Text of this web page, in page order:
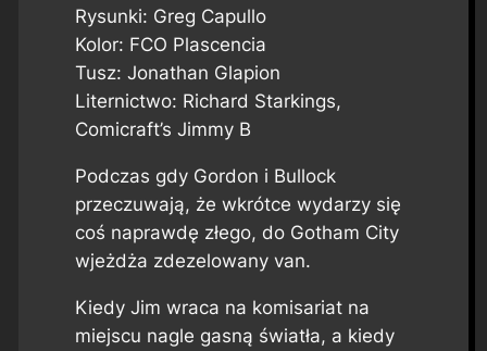
Rysunki: Greg Capullo
Kolor: FCO Plascencia
Tusz: Jonathan Glapion
Liternictwo: Richard Starkings,
Comicraft’s Jimmy B
Podczas gdy Gordon i Bullock
przeczuwają, że wkrótce wydarzy się
coś naprawdę złego, do Gotham City
wjeżdża zdezelowany van.
Kiedy Jim wraca na komisariat na
miejscu nagle gasną światła, a kiedy